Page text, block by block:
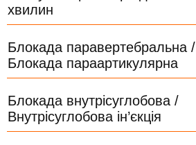
хвилин
Блокада паравертебральна /
Блокада параартикулярна
Блокада внутрісуглобова /
Внутрісуглобова ін’єкція